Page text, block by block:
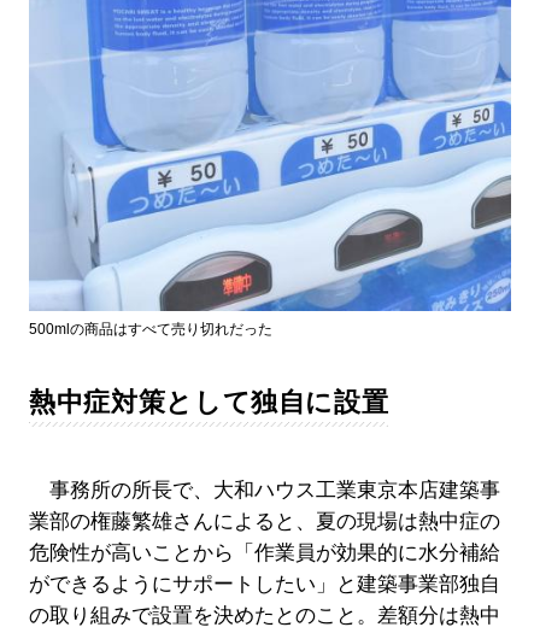
500mlの商品はすべて売り切れだった
熱中症対策として独自に設置
事務所の所長で、大和ハウス工業東京本店建築事
業部の権藤繁雄さんによると、夏の現場は熱中症の
危険性が高いことから「作業員が効果的に水分補給
ができるようにサポートしたい」と建築事業部独自
の取り組みで設置を決めたとのこと。差額分は熱中